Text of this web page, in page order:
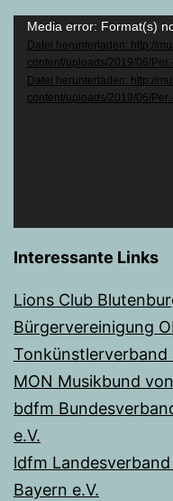
Video-
Player
Media error: Format(s)
Datei herunterladen: http://
content/uploads/2019/06/
Datei herunterladen: http://
content/uploads/2019/06/
Interessante Links
Lions Club
Bürgervereinigung
Tonkünstlerverband
MON Musikbund
bdfm
e.V.
ldfm
Bayern e.V.